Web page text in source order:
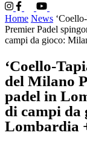
Instagram
Facebook
Twitter
Tok
Home News
Premier Padel
campi da gioco:
‘Coello-
del Milano
padel in
di campi da
Lombardia